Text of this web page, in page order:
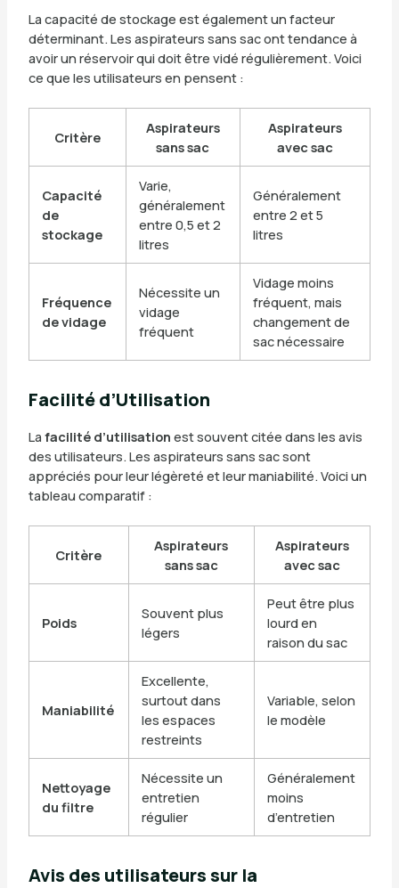
La capacité de stockage est également un facteur
déterminant. Les aspirateurs sans sac ont tendance à
avoir un réservoir qui doit être vidé régulièrement. Voici
ce que les utilisateurs en pensent :
Critère
Aspirateurs
sans sac
Aspirateurs
avec sac
Capacité
de
stockage
Varie,
généralement
entre 0,5 et 2
litres
Généralement
entre 2 et 5
litres
Fréquence
de vidage
Nécessite un
vidage
fréquent
Vidage moins
fréquent, mais
changement de
sac nécessaire
Facilité d’Utilisation
La facilité d’utilisation est souvent citée dans les avis
des utilisateurs. Les aspirateurs sans sac sont
appréciés pour leur légèreté et leur maniabilité. Voici un
tableau comparatif :
Critère
Aspirateurs
sans sac
Aspirateurs
avec sac
Poids
Souvent plus
légers
Peut être plus
lourd en
raison du sac
Maniabilité
Excellente,
surtout dans
les espaces
restreints
Variable, selon
le modèle
Nettoyage
du filtre
Nécessite un
entretien
régulier
Généralement
moins
d’entretien
Avis des utilisateurs sur la